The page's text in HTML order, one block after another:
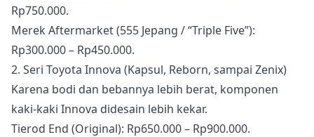
Rp750.000.
Merek Aftermarket (555 Jepang / “Triple Five”):
Rp300.000 – Rp450.000.
2. Seri Toyota Innova (Kapsul, Reborn, sampai Zenix)
Karena bodi dan bebannya lebih berat, komponen
kaki-kaki Innova didesain lebih kekar.
Tierod End (Original): Rp650.000 – Rp900.000.